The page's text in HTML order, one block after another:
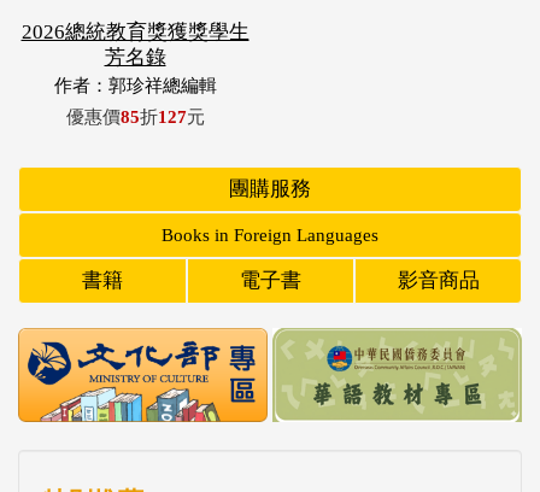
2026總統教育獎獲獎學生
芳名錄
作者：郭珍祥總編輯
優惠價85折127元
團購服務
Books in Foreign Languages
書籍 電子書 影音商品